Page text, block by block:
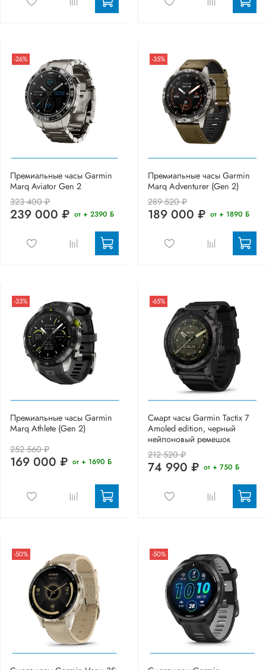
-26%
Премиальные часы Garmin
Marq Aviator Gen 2
323 400 ₽
239 000 ₽ от + 2390 Б
-35%
Премиальные часы Garmin
Marq Adventurer (Gen 2)
289 520 ₽
189 000 ₽ от + 1890 Б
-33%
Премиальные часы Garmin
Marq Athlete (Gen 2)
252 560 ₽
169 000 ₽ от + 1690 Б
-65%
Смарт часы Garmin Tactix 7
Amoled edition, черный
нейлоновый ремешок
212 520 ₽
74 990 ₽ от + 750 Б
-50% -50%